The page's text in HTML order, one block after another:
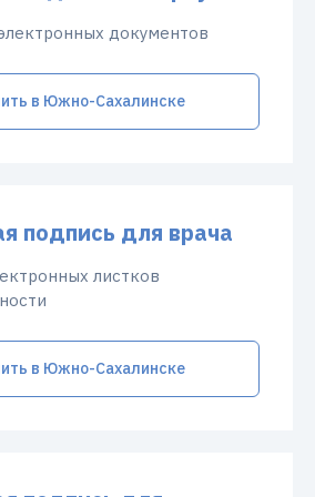
документов
в Южно-Сахалинске
подпись для врача
листков
в Южно-Сахалинске